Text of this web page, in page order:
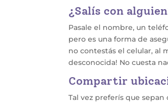
¿Salís con
Pasale el nombre, un
pero es una forma de
no contestás el celular, al
desconocida! No cuesta
Compartir
Tal vez preferís que